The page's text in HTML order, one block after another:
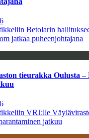
Betolarin
jatkaa puheenjohtajana
tieurakka Oulusta –
VRJ:lle
jatkuu